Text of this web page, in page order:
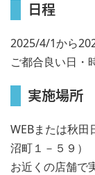
日程
2025/4/1から
ご都合良い日・
実施場所
WEBまたは秋
沼町１－
お近くの店舗で